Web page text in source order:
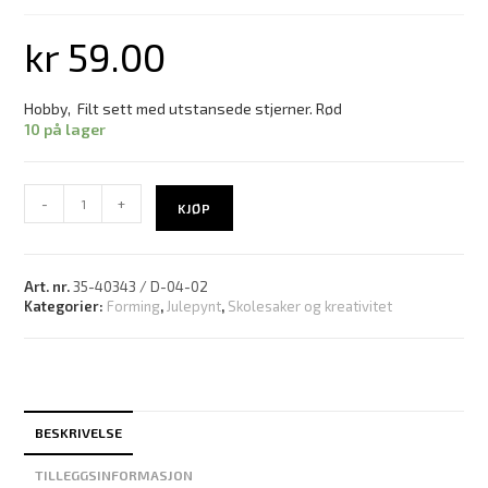
kr 59.00
Hobby, Filt sett med utstansede stjerner. Rød
10 på lager
- + KJØP
Art. nr.35-40343 / D-04-02
Kategorier: Forming, Julepynt, Skolesaker og kreativitet
BESKRIVELSE
TILLEGGSINFORMASJON